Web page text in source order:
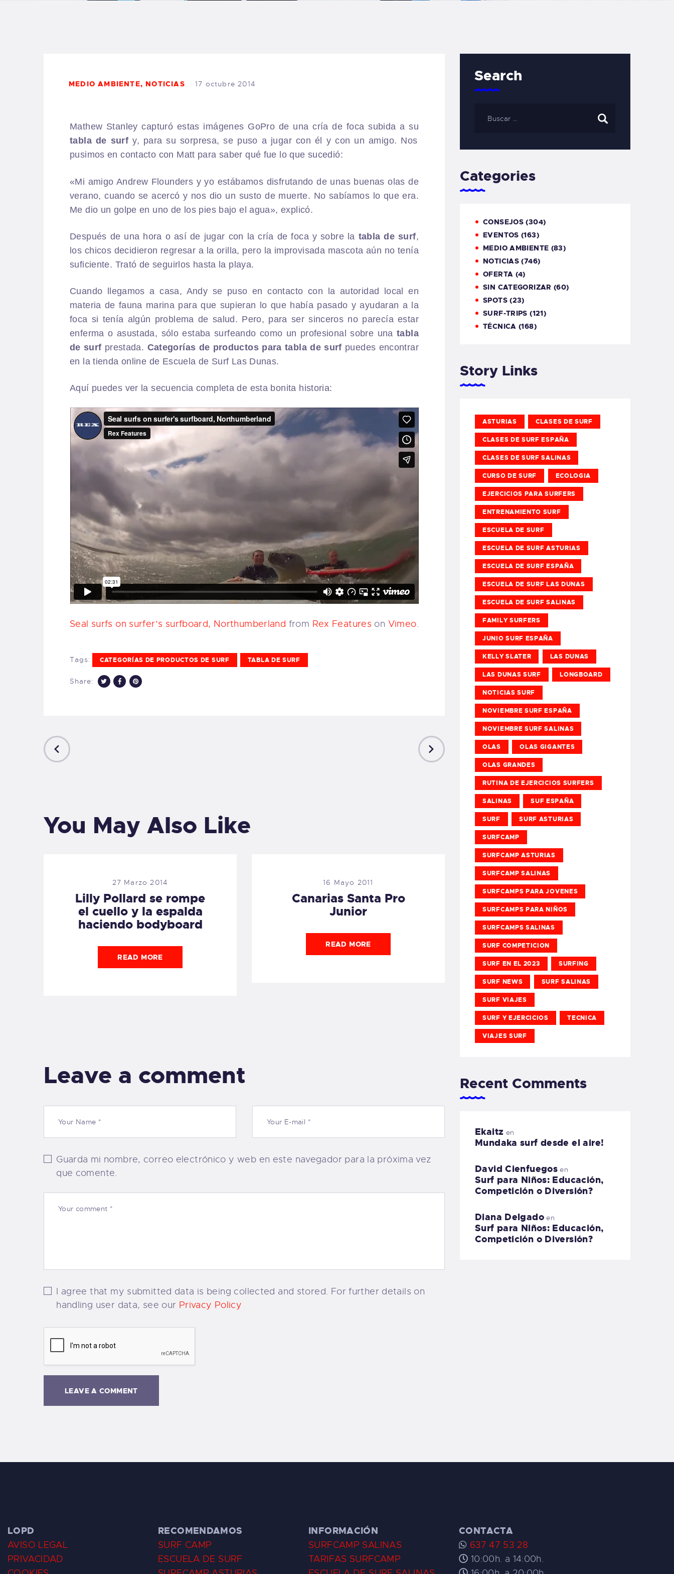
SURFCAMPS
ALQUILER
BLOG
FAQ
CONTACTO
CARRITO
TIENDA FAMILY
SURFERS
WEBCAM SALINAS
PEDIDOS
MEDIO AMBIENTE, NOTICIAS 17 octubre 2014
Mathew Stanley capturó estas imágenes GoPro de una cría de foca subida a su
tabla de surf y, para su sorpresa, se puso a jugar con él y con un amigo. Nos
pusimos en contacto con Matt para saber qué fue lo que sucedió:
«Mi amigo Andrew Flounders y yo estábamos disfrutando de unas buenas olas de
verano, cuando se acercó y nos dio un susto de muerte. No sabíamos lo que era.
Me dio un golpe en uno de los pies bajo el agua», explicó.
Después de una hora o así de jugar con la cría de foca y sobre la tabla de surf,
los chicos decidieron regresar a la orilla, pero la improvisada mascota aún no tenía
suficiente. Trató de seguirlos hasta la playa.
Cuando llegamos a casa, Andy se puso en contacto con la autoridad local en
materia de fauna marina para que supieran lo que había pasado y ayudaran a la
foca si tenía algún problema de salud. Pero, para ser sinceros no parecía estar
enferma o asustada, sólo estaba surfeando como un profesional sobre unatabla
de surf prestada. Categorías de productos para tabla de surf puedes encontrar
en la tienda online de Escuela de Surf Las Dunas.
Aquí puedes ver la secuencia completa de esta bonita historia:
Seal surfs on surfer’s surfboard, Northumberland from Rex Features on Vimeo.
Tags: CATEGORÍAS DE PRODUCTOS DE SURF TABLA DE SURF
Share:
You May Also Like
27 Marzo 2014
Lilly Pollard se rompe
el cuello y la espalda
haciendo bodyboard
READ MORE
16 Mayo 2011
Canarias Santa Pro
Junior
READ MORE
Leave a comment
Guarda mi nombre, correo electrónico y web en este navegador para la próxima vez
que comente.
I agree that my submitted data is being collected and stored. For further details on
handling user data, see our Privacy Policy
Search
Categories
CONSEJOS (304)
EVENTOS (163)
MEDIO AMBIENTE (83)
NOTICIAS (746)
OFERTA (4)
SIN CATEGORIZAR (60)
SPOTS(23)
SURF-TRIPS (121)
TÉCNICA (168)
Story Links
ASTURIAS CLASES DE SURF
CLASES DE SURF ESPAÑA
CLASES DE SURF SALINAS
CURSO DE SURF ECOLOGIA
EJERCICIOS PARA SURFERS
ENTRENAMIENTO SURF
ESCUELA DE SURF
ESCUELA DE SURF ASTURIAS
ESCUELA DE SURF ESPAÑA
ESCUELA DE SURF LAS DUNAS
ESCUELA DE SURF SALINAS
FAMILY SURFERS
JUNIO SURF ESPAÑA
KELLY SLATER LAS DUNAS
LAS DUNAS SURF LONGBOARD
NOTICIAS SURF
NOVIEMBRE SURF ESPAÑA
NOVIEMBRE SURF SALINAS
OLAS OLAS GIGANTES
OLAS GRANDES
RUTINA DE EJERCICIOS SURFERS
SALINAS SUF ESPAÑA
SURF SURF ASTURIAS
SURFCAMP
SURFCAMP ASTURIAS
SURFCAMP SALINAS
SURFCAMPS PARA JOVENES
SURFCAMPS PARA NIÑOS
SURFCAMPS SALINAS
SURF COMPETICION
SURF EN EL 2023 SURFING
SURF NEWS SURF SALINAS
SURF VIAJES
SURF Y EJERCICIOS TECNICA
VIAJES SURF
Recent Comments
Ekaitz en
Mundaka surf desde el aire!
David Cienfuegos en
Surf para Niños: Educación,
Competición o Diversión?
Diana Delgadoen
Surf para Niños: Educación,
Competición o Diversión?
LOPD
AVISO LEGAL
PRIVACIDAD
RECOMENDAMOS
SURF CAMP
ESCUELA DE SURF
INFORMACIÓN
SURFCAMP SALINAS
TARIFAS SURFCAMP
CONTACTA
637 47 53 28
10:00h. a 14:00h.